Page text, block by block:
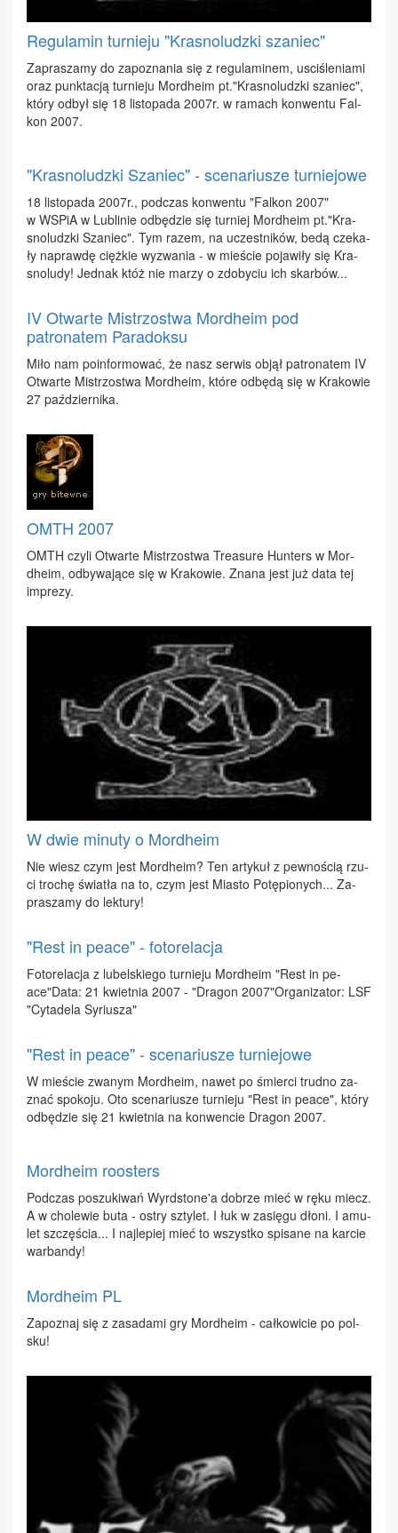
Regulamin turnieju "Krasnoludzki szaniec"
Za­pra­sza­my do za­po­zna­nia się z re­gu­la­mi­nem, usci­śle­nia­mi
oraz punk­ta­cją tur­nie­ju Mor­dhe­im pt."Kra­sno­ludz­ki sza­niec",
któ­ry od­był się 18 li­sto­pa­da 2007r. w ra­mach kon­wen­tu Fal­
kon 2007.
"Krasnoludzki Szaniec" - scenariusze turniejowe
18 li­sto­pa­da 2007r., pod­czas kon­wen­tu "Fal­kon 2007"
w WSPiA w Lu­bli­nie od­bę­dzie się tur­niej Mor­dhe­im pt."Kra­
sno­ludz­ki Sza­niec". Tym ra­zem, na uczest­ni­ków, be­dą cze­ka­
ły na­praw­dę cięż­kie wy­zwa­nia - w mie­ście po­ja­wi­ły się Kra­
sno­lu­dy! Jed­nak któż nie ma­rzy o zdo­by­ciu ich skar­bów...
IV Otwarte Mistrzostwa Mordheim pod
patronatem Paradoksu
Mi­ło nam po­in­for­mo­wać, że nasz ser­wis ob­jął pa­tro­na­tem IV
Otwar­te Mi­strzo­stwa Mor­dhe­im, któ­re od­bę­dą się w Kra­ko­wie
27 paź­dzier­ni­ka.
OMTH 2007
OMTH czy­li Otwar­te Mi­strzo­stwa Tre­asu­re Hun­ters w Mor­
dhe­im, od­by­wa­ją­ce się w Kra­ko­wie. Zna­na jest już da­ta tej
im­pre­zy.
W dwie minuty o Mordheim
Nie wiesz czym jest Mor­dhe­im? Ten ar­ty­kuł z pew­no­ścią rzu­
ci tro­chę świa­tła na to, czym jest Mia­sto Po­tę­pio­nych... Za­
pra­sza­my do lek­tu­ry!
"Rest in peace" - fotorelacja
Fo­to­re­la­cja z lu­bel­skie­go tur­nie­ju Mor­dhe­im "Rest in pe­
ace"Da­ta: 21 kwiet­nia 2007 - "Dra­gon 2007"Or­ga­ni­za­tor: LSF
"Cy­ta­de­la Sy­riu­sza"
"Rest in peace" - scenariusze turniejowe
W mie­ście zwa­nym Mor­dhe­im, na­wet po śmier­ci trud­no za­
znać spo­ko­ju. Oto sce­na­riu­sze tur­nie­ju "Rest in pe­ace", któ­ry
od­bę­dzie się 21 kwiet­nia na kon­wen­cie Dra­gon 2007.
Mordheim roosters
Pod­czas po­szu­ki­wań Wy­rd­sto­ne'a do­brze mieć w rę­ku miecz.
A w cho­le­wie bu­ta - ostry szty­let. I łuk w za­się­gu dło­ni. I amu­
let szczę­ścia... I naj­le­piej mieć to wszyst­ko spi­sa­ne na kar­cie
war­ban­dy!
Mordheim PL
Za­po­znaj się z za­sa­da­mi gry Mor­dhe­im - cał­ko­wi­cie po pol­
sku!